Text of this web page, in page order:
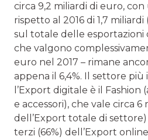
circa 9,2 miliardi di euro,
rispetto al 2016 di 1,7 miliardi
sul totale delle esportazioni
che valgono
euro nel 2017 – rimane
appena il 6,4%. Il settore
l’Export digitale è il Fashion
e accessori), che vale circa 6
dell’Export totale di
terzi (66%) dell’Export